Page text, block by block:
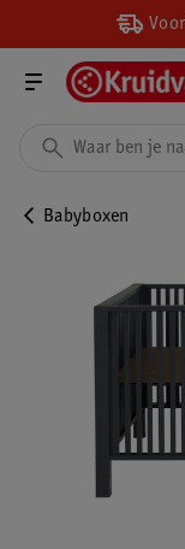
Babyboxen